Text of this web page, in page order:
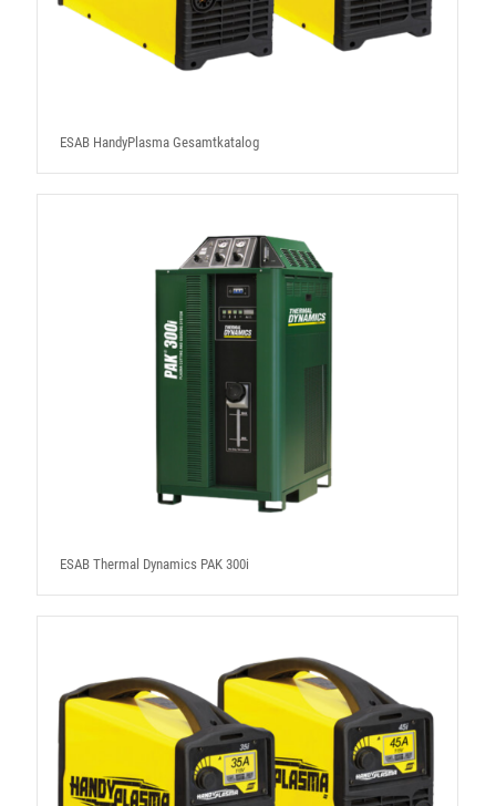
ESAB HandyPlasma Gesamtkatalog
ESAB Thermal Dynamics PAK 300i